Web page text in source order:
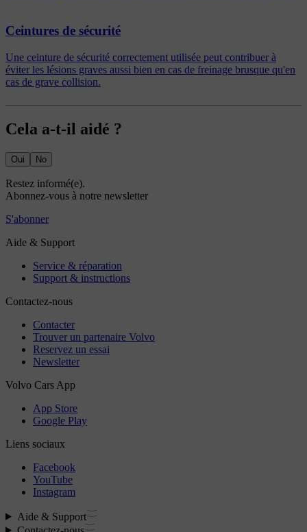
Ceintures de sécurité
Une ceinture de sécurité correctement utilisée peut contribuer à
éviter les lésions graves aussi bien en cas de freinage brusque qu'en
cas de grave collision.
Cela a-t-il aidé ?
Oui No